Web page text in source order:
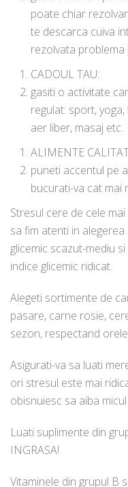
poate chiar
te descarca cuiva
rezolvata problema
CADOUL TAU:
gasiti o activitate
regulat: sport,
aer liber, masaj etc.
ALIMENTE
puneti accentul pe
bucurati-va cat mai
Stresul cere de cele
sa fim atenti in
glicemic scazut-mediu
indice glicemic ridicat.
Alegeti sortimente de
pasare, carne rosie,
sezon, respectand
Asigurati-va sa luati
ori stresul este mai
obisnuiesc sa aiba
Luati suplimente din
INGRASA!
Vitaminele din grupul B